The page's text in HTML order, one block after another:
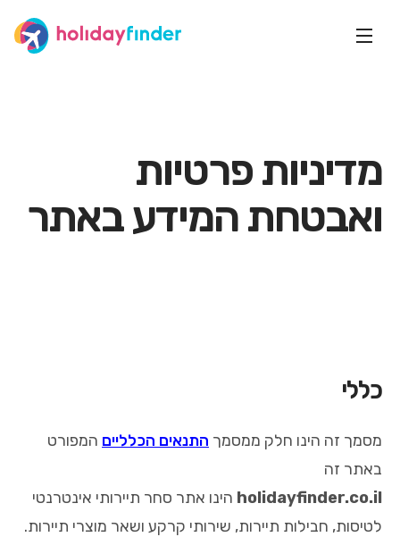
מדיניות פרטיות
ואבטחת המידע באתר
כללי
מסמך זה הינו חלק ממסמך התנאים הכלליים המפורט
באתר זה
holidayfinder.co.il הינו אתר סחר תיירותי אינטרנטי
לטיסות, חבילות תיירות, שירותי קרקע ושאר מוצרי תיירות.